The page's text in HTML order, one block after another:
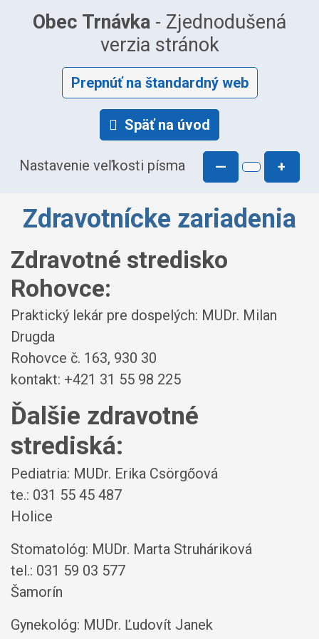
Obec Trnávka - Zjednodušená
verzia stránok
Prepnúť na štandardný web
Späť na úvod
Nastavenie veľkosti písma — +
Zdravotnícke zariadenia
Zdravotné stredisko
Rohovce:
Praktický lekár pre dospelých: MUDr. Milan
Drugda
Rohovce č. 163, 930 30
kontakt: +421 31 55 98 225
Ďalšie zdravotné
strediská:
Pediatria: MUDr. Erika Csörgőová
te.: 031 55 45 487
Holice
Stomatológ: MUDr. Marta Struháriková
tel.: 031 59 03 577
Šamorín
Gynekológ: MUDr. Ľudovít Janek